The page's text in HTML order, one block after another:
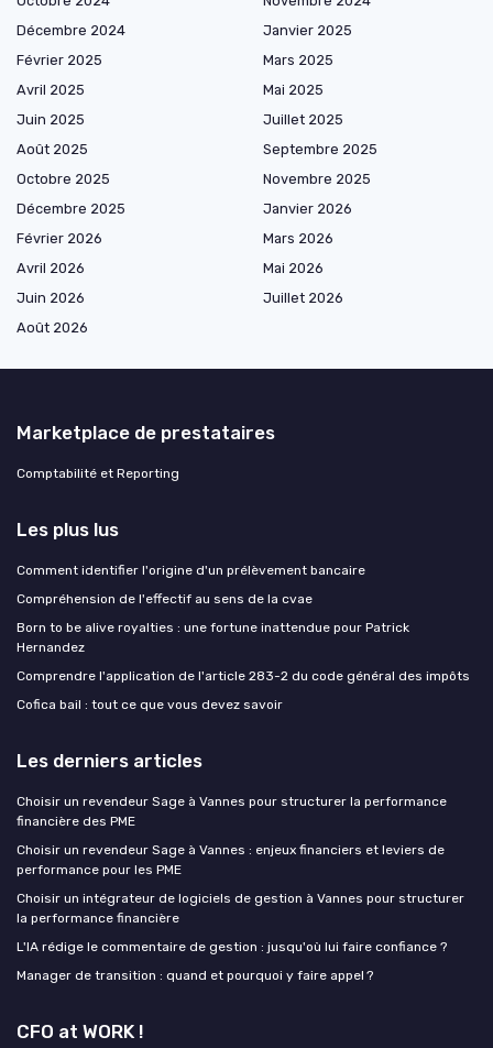
Décembre 2024
Janvier 2025
Février 2025
Mars 2025
Avril 2025
Mai 2025
Juin 2025
Juillet 2025
Août 2025
Septembre 2025
Octobre 2025
Novembre 2025
Décembre 2025
Janvier 2026
Février 2026
Mars 2026
Avril 2026
Mai 2026
Juin 2026
Juillet 2026
Août 2026
Marketplace de prestataires
Comptabilité et Reporting
Les plus lus
Comment identifier l'origine d'un prélèvement bancaire
Compréhension de l'effectif au sens de la cvae
Born to be alive royalties : une fortune inattendue pour Patrick
Hernandez
Comprendre l'application de l'article 283-2 du code général des impôts
Cofica bail : tout ce que vous devez savoir
Les derniers articles
Choisir un revendeur Sage à Vannes pour structurer la performance
financière des PME
Choisir un revendeur Sage à Vannes : enjeux financiers et leviers de
performance pour les PME
Choisir un intégrateur de logiciels de gestion à Vannes pour structurer
la performance financière
L'IA rédige le commentaire de gestion : jusqu'où lui faire confiance ?
Manager de transition : quand et pourquoi y faire appel ?
CFO at WORK !